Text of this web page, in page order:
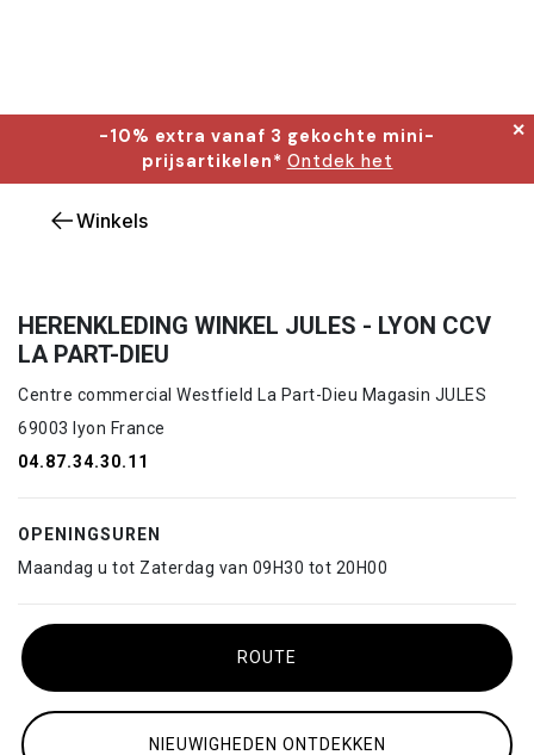
-10% extra vanaf 3 gekochte mini-
prijsartikelen* Ontdek het
✕
Winkels
HERENKLEDING WINKEL JULES - LYON CCV
LA PART-DIEU
Centre commercial Westfield La Part-Dieu Magasin JULES
69003 lyon France
04.87.34.30.11
OPENINGSUREN
Maandag u tot Zaterdag van 09H30 tot 20H00
NIEUWIGHEDEN ONTDEKKEN
ROUTE